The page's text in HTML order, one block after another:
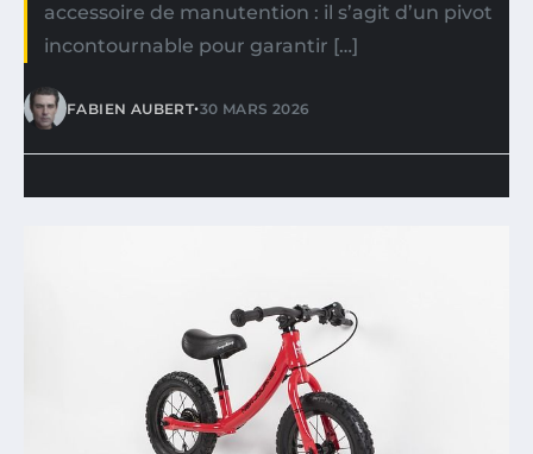
accessoire de manutention : il s’agit d’un pivot
incontournable pour garantir […]
FABIEN AUBERT•30 MARS 2026